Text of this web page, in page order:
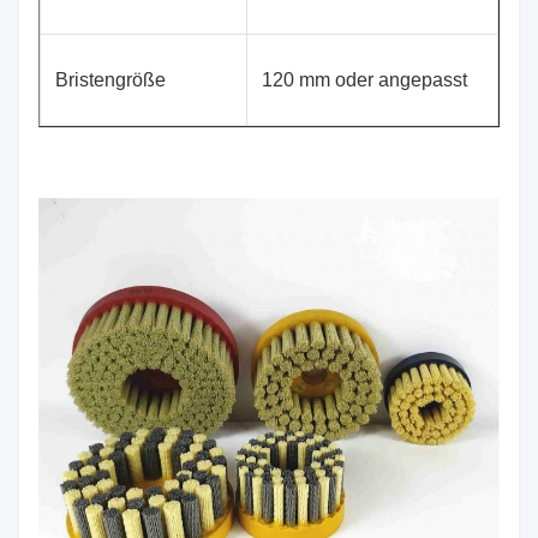
Bristengröße 120 mm oder angepasst